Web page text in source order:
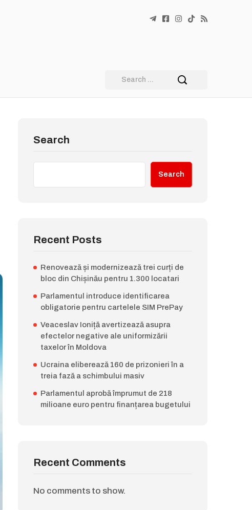
Search
Search
Recent Posts
Renovează și modernizează trei curți de
bloc din Chișinău pentru 1.300 locatari
Parlamentul introduce identificarea
obligatorie pentru cartelele SIM PrePay
Veaceslav Ioniță avertizează asupra
efectelor negative ale uniformizării
taxelor în Moldova
Ucraina eliberează 160 de prizonieri în a
treia fază a schimbului masiv
Parlamentul aprobă împrumut de 218
milioane euro pentru finanțarea bugetului
Recent Comments
No comments to show.